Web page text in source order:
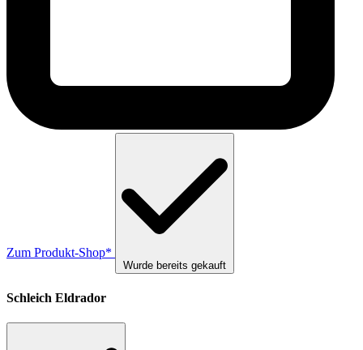
Zum Produkt-Shop*
Wurde bereits gekauft
Schleich Eldrador